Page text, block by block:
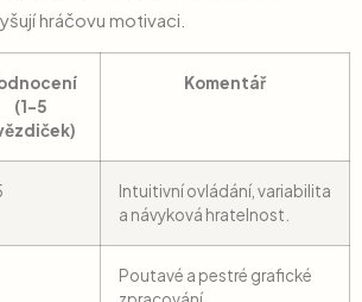
hráčovu motivaci.
(1-5
Komentář
Intuitivní ovládání, variabilita
a návyková hratelnost.
Poutavé a pestré grafické